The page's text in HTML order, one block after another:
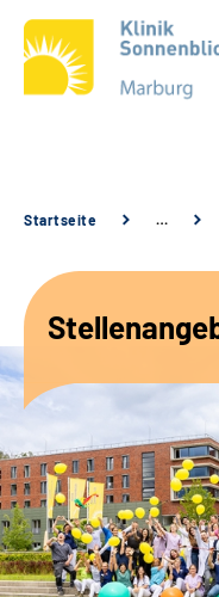
Service
Karriere
Sozialdienste &
Suche
Leichte Sprache
Startseite …